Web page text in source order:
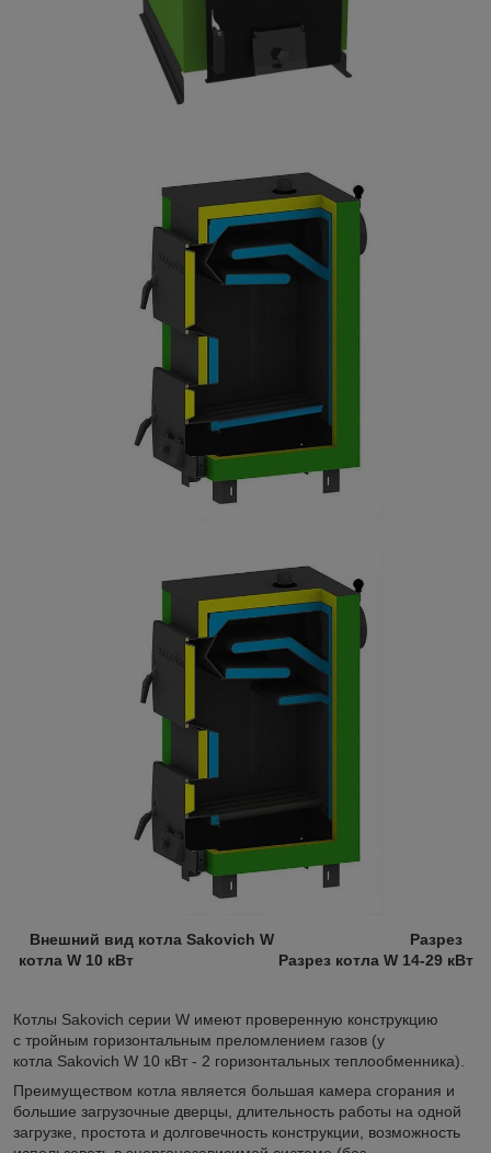
Внешний вид котла Sakovich W Разрез
котла W 10 кВт Разрез котла W 14-29 кВт
Котлы Sakovich серии W имеют проверенную конструкцию
с тройным горизонтальным преломлением газов (у
котла Sakovich W 10 кВт - 2 горизонтальных теплообменника).
Преимуществом котла является большая камера сгорания и
большие загрузочные дверцы, длительность работы на одной
загрузке, простота и долговечность конструкции, возможность